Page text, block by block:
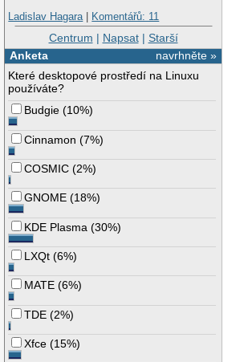
Ladislav Hagara| Komentářů: 11
Centrum | Napsat| Starší
navrhněte »
Anketa
Které desktopové prostředí na Linuxu
používáte?
Budgie (10%)
Cinnamon (7%)
COSMIC (2%)
GNOME (18%)
KDE Plasma (30%)
LXQt (6%)
MATE (6%)
TDE (2%)
Xfce (15%)